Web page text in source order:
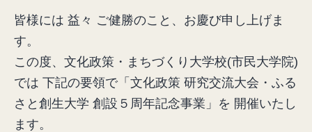
皆様には 益々 ご健勝のこと、お慶び申し上げま
す。
この度、文化政策・まちづくり大学校(市民大学院)
では 下記の要領で「文化政策 研究交流大会・ふる
さと創生大学 創設５周年記念事業」を 開催いたし
ます。